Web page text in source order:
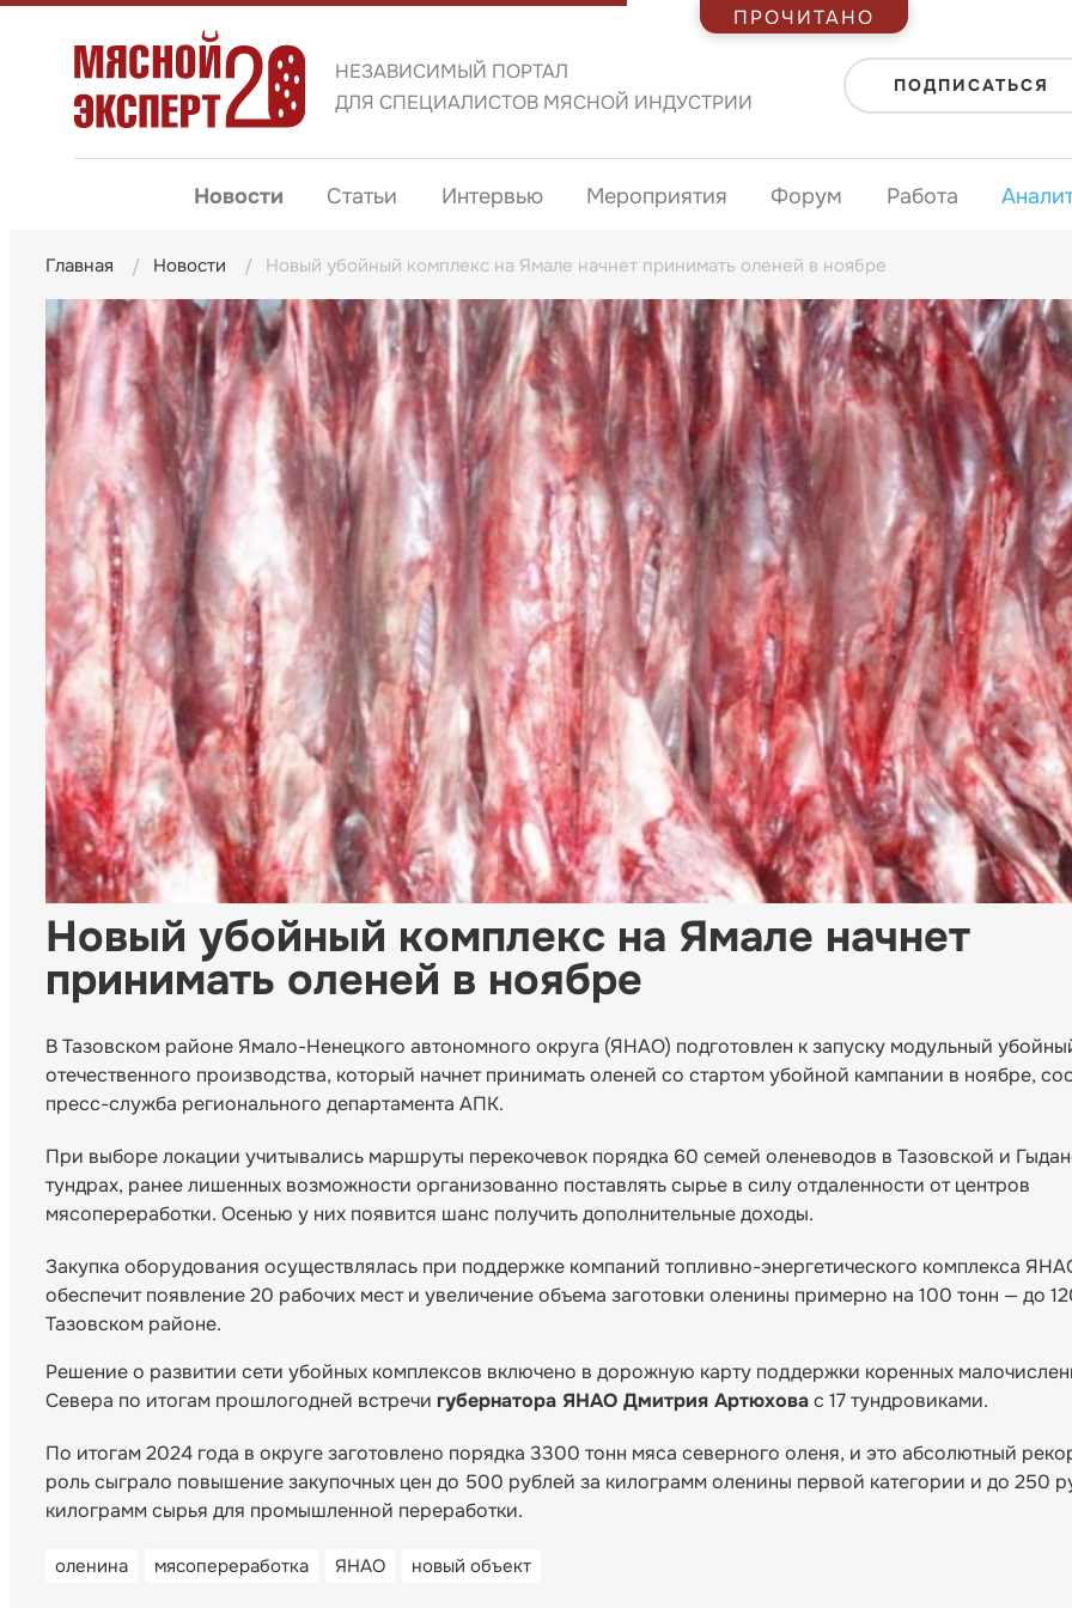
НЕЗАВИСИМЫЙ ПОРТАЛ
ДЛЯ СПЕЦИАЛИСТОВ МЯСНОЙ ИНДУСТРИИ
ПОДПИСАТЬСЯ
Новости Статьи Интервью Мероприятия Форум Работа
Главная Новости Новый убойный комплекс на Ямале начнет принимать оленей в ноябре
Новый убойный комплекс на Ямале начнет
принимать оленей в ноябре
В Тазовском районе Ямало-Ненецкого автономного округа (ЯНАО) подготовлен к запуску модульный
отечественного производства, который начнет принимать оленей со стартом убойной кампании в ноябре,
пресс-служба регионального департамента АПК.
При выборе локации учитывались маршруты перекочевок порядка 60 семей оленеводов в Тазовской и
тундрах, ранее лишенных возможности организованно поставлять сырье в силу отдаленности от центров
мясопереработки. Осенью у них появится шанс получить дополнительные доходы.
Закупка оборудования осуществлялась при поддержке компаний топливно-энергетического комплекса
обеспечит появление 20 рабочих мест и увеличение объема заготовки оленины примерно на 100 тонн — до
Тазовском районе.
Решение о развитии сети убойных комплексов включено в дорожную карту поддержки коренных
Севера по итогам прошлогодней встречи губернатора ЯНАО Дмитрия Артюховас 17 тундровиками.
По итогам 2024 года в округе заготовлено порядка 3300 тонн мяса северного оленя, и это абсолютный
роль сыграло повышение закупочных цен до 500 рублей за килограмм оленины первой категории и до 250
килограмм сырья для промышленной переработки.
оленина мясопереработка ЯНАО новый объект
ПРОЧИТАНО